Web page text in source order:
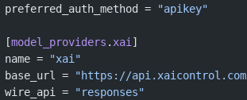
preferred_auth_method = "apikey"
[model_providers .xai]
name = "xai"
base_url = "https://
wire_api = "responses"